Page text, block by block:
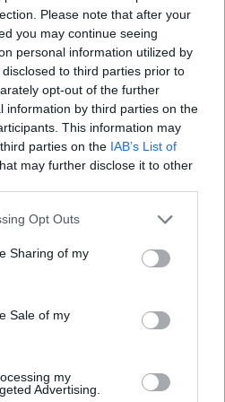
Please note that after your
you may continue seeing
personal information utilized by
to third parties prior to
opt-out of the further
information by third parties on the
This information may
parties on the IAB’s List of
may further disclose it to other
Opt Outs
Sharing of my
Sale of my
my
Advertising.
забрани партнерките и
со вештачка
Голема бела ајкула кружи
деца во плитка вода
„Мора да си оди,
рок е петок!“